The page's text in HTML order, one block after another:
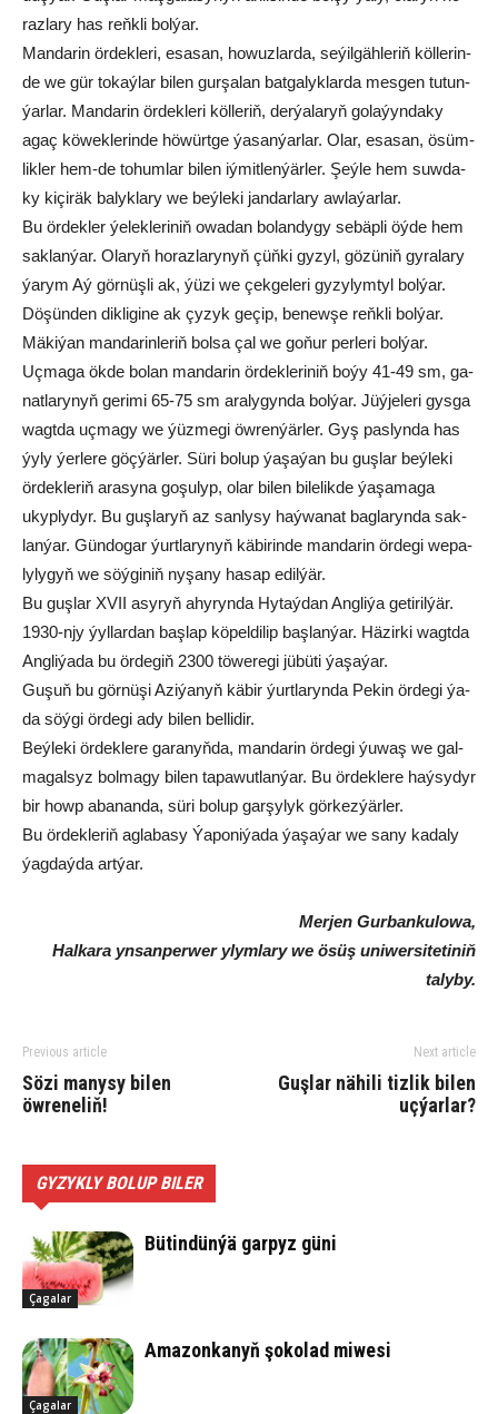
raz­la­ry has reňk­li bol­ýar.
Mandarin ör­dek­leri, esa­san, ho­wuz­lar­da, se­ýil­gäh­le­riň köl­le­rin­
de we gür to­kaý­lar bi­len gur­şa­lan bat­ga­lyk­lar­da mes­gen tu­tun­
ýar­lar. Man­da­rin ör­dek­le­ri köl­le­riň, der­ýa­la­ryň go­la­ýyn­da­ky
agaç kö­wek­le­rin­de hö­würt­ge ýa­san­ýar­lar. Olar, esa­san, ösüm­
lik­ler hem-de to­hum­lar bi­len iý­mit­len­ýär­ler. Şeý­le hem suw­da­
ky ki­çi­räk ba­lyk­la­ry we beý­le­ki jan­dar­la­ry aw­la­ýar­lar.
Bu ördekler ýe­lek­le­ri­niň owa­dan bo­lan­dy­gy se­bäp­li öý­de hem
sak­lan­ýar. Olaryň ho­raz­la­ry­nyň çüň­ki gy­zyl, gö­zü­niň gy­ra­la­ry
ýa­rym Aý gör­nüş­li ak, ýü­zi we çek­ge­le­ri gy­zy­lym­tyl bol­ýar.
Dö­şünden dik­li­gi­ne ak çyz­yk ge­çip, be­new­şe reňk­li bol­ýar.
Mä­ki­ýan man­da­rin­le­riň bol­sa çal we go­ňur per­le­ri bol­ýar.
Uç­ma­ga ök­de bo­lan man­da­rin ör­dek­le­ri­niň bo­ýy 41-49 sm, ga­
nat­la­ry­nyň ge­ri­mi 65-75 sm ara­ly­gyn­da bol­ýar. Jüý­je­le­ri gys­ga
wagt­da uç­ma­gy we ýüz­me­gi öw­ren­ýär­ler. Gyş pas­lyn­da has
ýy­ly ýer­le­re göç­ýär­ler. Sü­ri bo­lup ýa­şa­ýan bu guş­lar beý­le­ki
ör­dek­le­riň ara­sy­na go­şu­lyp, olar bi­len bi­le­lik­de ýa­şa­ma­ga
ukyp­lydyr. Bu guş­la­ryň az san­ly­sy haý­wa­nat bag­la­ryn­da sak­
lan­ýar. Gün­do­gar ýurt­la­ry­nyň kä­bi­rin­de man­da­rin ör­de­gi we­pa­
ly­ly­gyň we söý­gi­niň ny­şa­ny ha­sap edil­ýär.
Bu guşlar XVII asy­ryň ahy­ryn­da Hy­taý­dan Ang­li­ýa ge­ti­ril­ýär.
1930-njy ýyl­lar­dan baş­lap kö­pel­di­lip baş­lan­ýar. Hä­zir­ki wagt­da
Ang­li­ýa­da bu ör­de­giň 2300 tö­we­re­gi jü­bü­ti ýa­şa­ýar.
Gu­şuň bu gör­nü­şi Azi­ýa­nyň kä­bir ýurt­la­ryn­da Pe­kin ör­de­gi ýa-
da söý­gi ör­de­gi ady bi­len bel­li­dir.
Beý­le­ki ör­dek­le­re ga­ra­nyň­da, man­da­rin ör­de­gi ýu­waş we gal­
ma­gal­syz bol­ma­gy bi­len ta­pa­wut­lan­ýar. Bu ör­dek­le­re haý­sy­dyr
bir howp aba­nan­da, sü­ri bo­lup gar­şy­lyk gör­kez­ýär­ler.
Bu ör­dek­le­riň ag­la­ba­sy Ýa­po­ni­ýa­da ýa­şa­ýar­ we sa­ny ka­da­ly
ýag­daý­da art­ýar.
Merjen Gurbankulowa,
Halkara ynsanperwer ylymlary we ösüş uniwersitetiniň
talyby.
Previous article
Sözi manysy bilen
öwreneliň!
Next article
Guş­lar nä­hi­li tiz­lik bi­len
uç­ýarlar?
GYZYKLY BOLUP BILER
Çagalar
Bü­tin­dün­ýä gar­pyz gü­ni
Çagalar
Ama­zon­ka­nyň şo­ko­lad mi­we­si